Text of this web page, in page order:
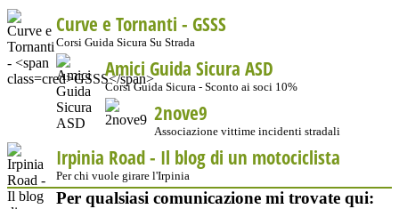
Curve e Tornanti - GSSS
Corsi Guida Sicura Su Strada
Amici Guida Sicura ASD
Corsi Guida Sicura - Sconto ai soci 10%
2nove9
Associazione vittime incidenti stradali
Irpinia Road - Il blog di un motociclista
Per chi vuole girare l'Irpinia
Per qualsiasi comunicazione mi trovate qui: